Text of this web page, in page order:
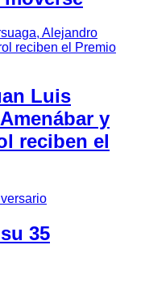
Luis
y
reciben el
35